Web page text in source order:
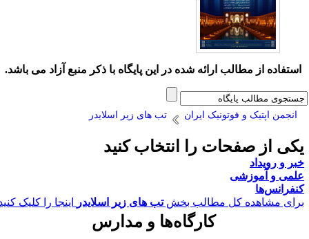
استفاده از مطالب ارائه شده در این پایگاه با ذکر منبع آزاد می باشد.
انجمن اپتیک و فوتونیک ایران تب های زیر اسلایدر
از صفحات را انتخاب کنید
و رویداد
و آموزشی
مشاهده کل مطالب بخش تب های زیر اسلایدراینجا را کلیک کنید.
کارگاه‌ها و مدارس